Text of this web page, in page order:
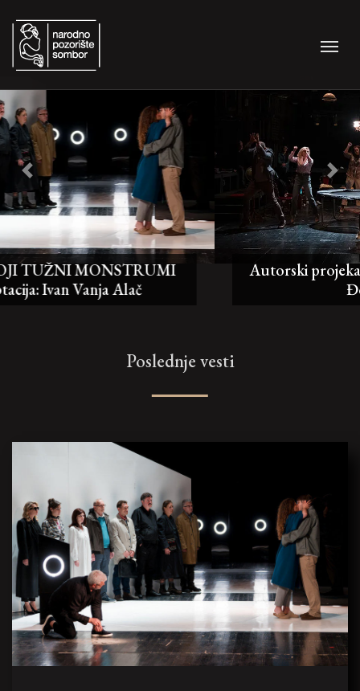
Autorski projekat ZAŠTO SE SMEJE? režija:
Đorđe Nešović
Previous
Poslednje vesti